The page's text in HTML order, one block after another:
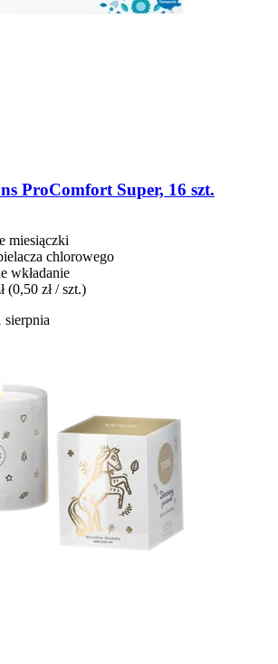
ProComfort Super, 16 szt.
miesiączki
chlorowego
wkładanie
(0,50 zł / szt.)
sierpnia